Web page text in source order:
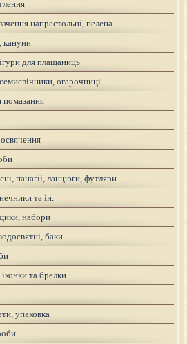
напрестольні, пелена
кануни
для плащаниць
огарочниці
помазання
панагії, ланцюги, футляри
та ін.
набори
баки
та брелки
упаковка